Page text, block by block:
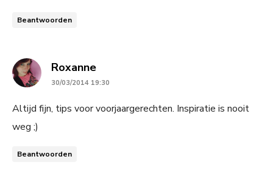
Beantwoorden
Roxannesays:
30/03/2014 19:30
Altijd fijn, tips voor voorjaargerechten. Inspiratie is nooit
weg ;)
Beantwoorden